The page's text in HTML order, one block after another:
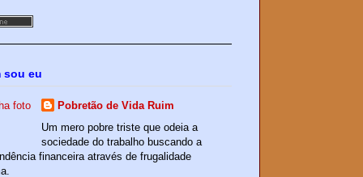
sou eu
Pobretão de Vida Ruim
Um mero pobre triste que odeia a
sociedade do trabalho buscando a
financeira através de frugalidade